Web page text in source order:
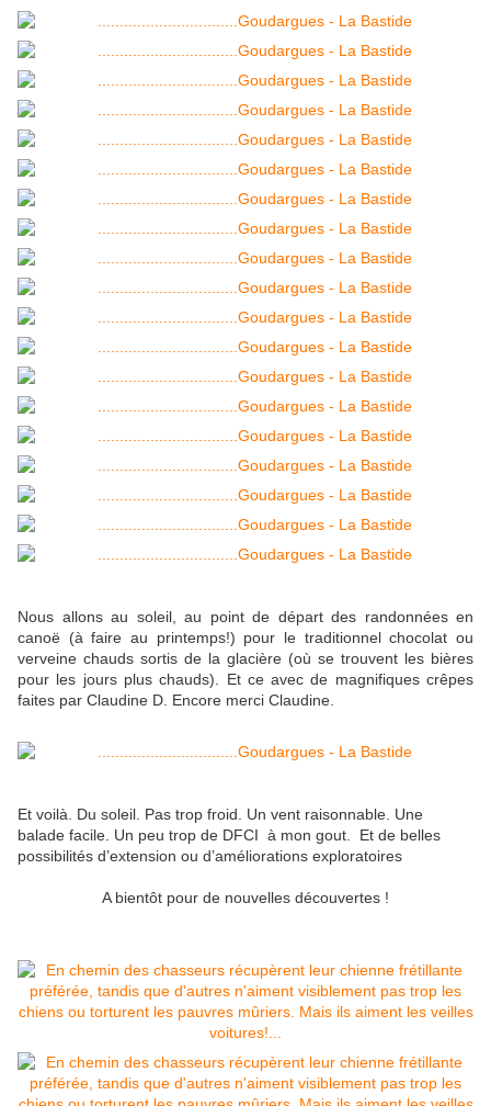
Nous allons au soleil, au point de départ des randonnées en
canoë (à faire au printemps!) pour le traditionnel chocolat ou
verveine chauds sortis de la glacière (où se trouvent les bières
pour les jours plus chauds). Et ce avec de magnifiques crêpes
faites par Claudine D. Encore merci Claudine.
Et voilà. Du soleil. Pas trop froid. Un vent raisonnable. Une
balade facile. Un peu trop de DFCI à mon gout. Et de belles
possibilités d’extension ou d’améliorations exploratoires
A bientôt pour de nouvelles découvertes !